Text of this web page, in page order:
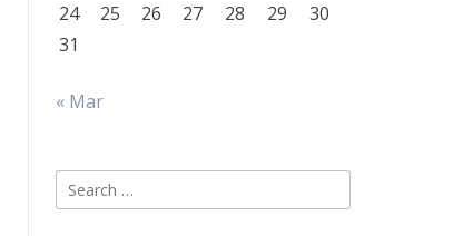
24
25 26 27 28 29
30
31
« Mar
Search
for: